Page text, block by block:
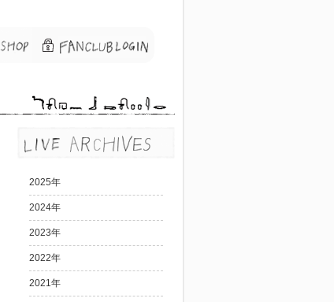
2025年
2024年
2023年
2022年
2021年